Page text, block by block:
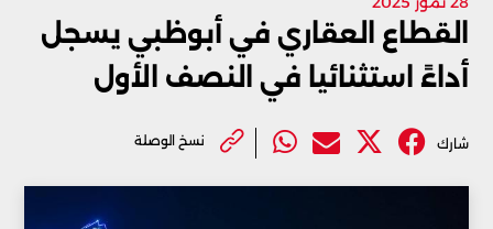
القطاع العقاري في أبوظبي يسجل
أداءً استثنائيا في النصف الأول
شارك نسخ الوصلة